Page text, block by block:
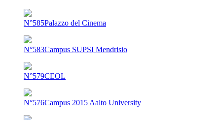
N°585Palazzo del Cinema
N°583Campus SUPSI Mendrisio
N°579CEOL
N°576Campus 2015 Aalto University